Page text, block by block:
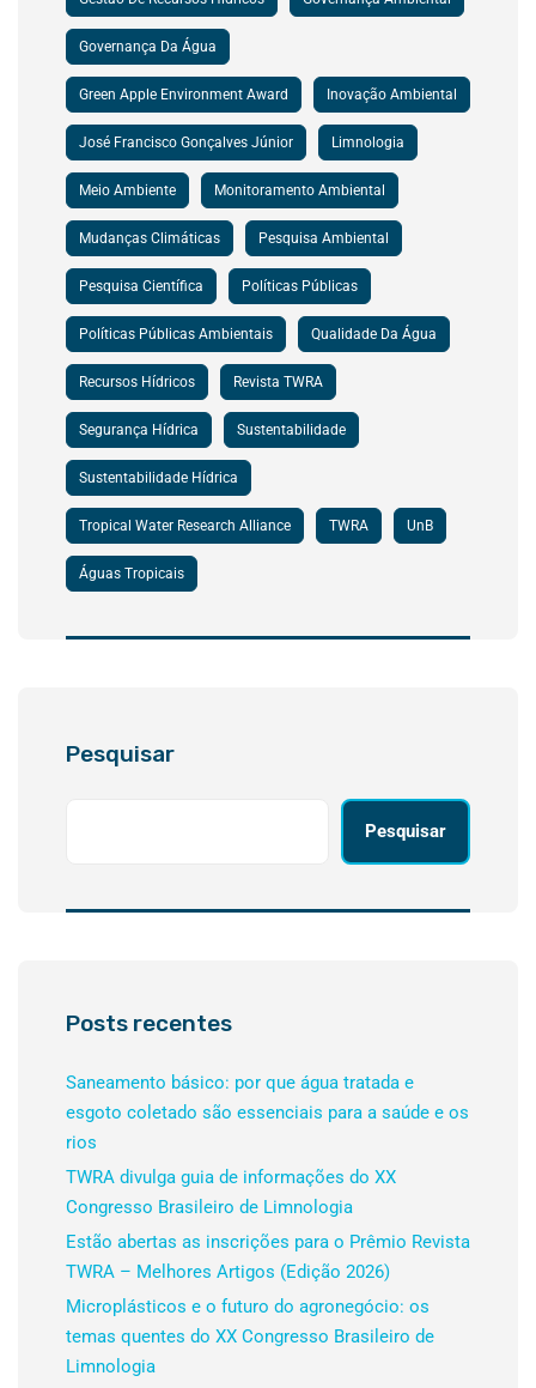
Governança Da Água
Green Apple Environment Award Inovação Ambiental
José Francisco Gonçalves Júnior Limnologia
Meio Ambiente Monitoramento Ambiental
Mudanças Climáticas Pesquisa Ambiental
Pesquisa Científica Políticas Públicas
Políticas Públicas Ambientais Qualidade Da Água
Recursos Hídricos Revista TWRA
Segurança Hídrica Sustentabilidade
Sustentabilidade Hídrica
Tropical Water Research Alliance TWRA UnB
Águas Tropicais
Pesquisar
Pesquisar
Posts recentes
Saneamento básico: por que água tratada e
esgoto coletado são essenciais para a saúde e os
rios
TWRA divulga guia de informações do XX
Congresso Brasileiro de Limnologia
Estão abertas as inscrições para o Prêmio Revista
TWRA – Melhores Artigos (Edição 2026)
Microplásticos e o futuro do agronegócio: os
temas quentes do XX Congresso Brasileiro de
Limnologia